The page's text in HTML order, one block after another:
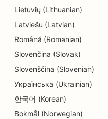
SEO inseneribüroodele
EO etniliste restoranide
SEO Facelift teenuste
SEO pererestoranidele
SEO
Lietuvių (Lithuanian)
Latviešu (Latvian)
Română (Romanian)
Slovenčina (Slovak)
Slovenščina (Slovenian)
Українська (Ukrainian)
한국어 (Korean)
Bokmål (Norwegian)